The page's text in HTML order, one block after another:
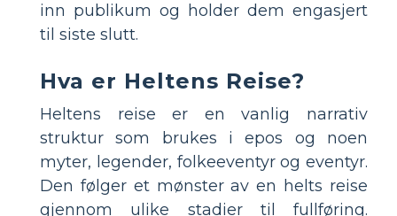
inn publikum og holder dem engasjert
til siste slutt.
Hva er Heltens Reise?
Heltens reise er en vanlig narrativ
struktur som brukes i epos og noen
myter, legender, folkeeventyr og eventyr.
Den følger et mønster av en helts reise
gjennom ulike stadier til fullføring.